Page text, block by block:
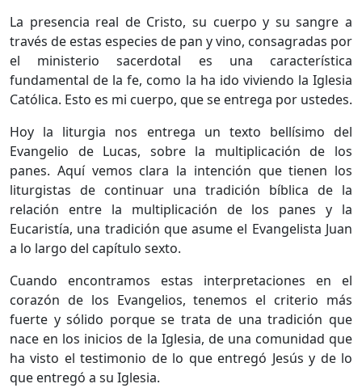
La presencia real de Cristo, su cuerpo y su sangre a
través de estas especies de pan y vino, consagradas por
el ministerio sacerdotal es una característica
fundamental de la fe, como la ha ido viviendo la Iglesia
Católica. Esto es mi cuerpo, que se entrega por ustedes.
Hoy la liturgia nos entrega un texto bellísimo del
Evangelio de Lucas, sobre la multiplicación de los
panes. Aquí vemos clara la intención que tienen los
liturgistas de continuar una tradición bíblica de la
relación entre la multiplicación de los panes y la
Eucaristía, una tradición que asume el Evangelista Juan
a lo largo del capítulo sexto.
Cuando encontramos estas interpretaciones en el
corazón de los Evangelios, tenemos el criterio más
fuerte y sólido porque se trata de una tradición que
nace en los inicios de la Iglesia, de una comunidad que
ha visto el testimonio de lo que entregó Jesús y de lo
que entregó a su Iglesia.